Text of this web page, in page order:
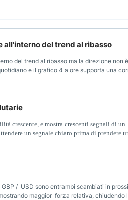
all'interno del trend al ribasso
del trend al ribasso ma la direzione non
e il grafico 4 a ore supporta una
crescente, e mostra crescenti segnali di un
un segnale chiaro prima di prendere
/ USD sono entrambi scambiati in
maggior forza relativa, chiudendo